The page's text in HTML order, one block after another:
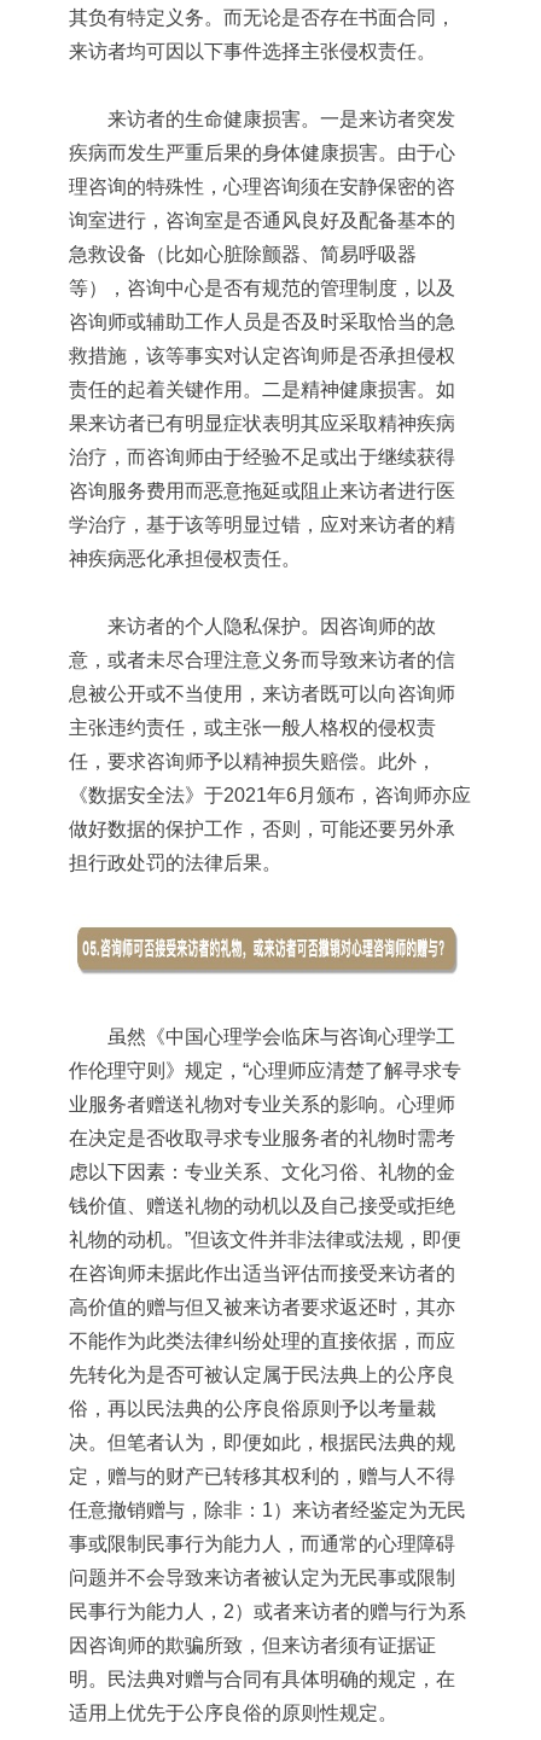
其负有特定义务。而无论是否存在书面合同，
来访者均可因以下事件选择主张侵权责任。
来访者的生命健康损害。一是来访者突发
疾病而发生严重后果的身体健康损害。由于心
理咨询的特殊性，心理咨询须在安静保密的咨
询室进行，咨询室是否通风良好及配备基本的
急救设备（比如心脏除颤器、简易呼吸器
等），咨询中心是否有规范的管理制度，以及
咨询师或辅助工作人员是否及时采取恰当的急
救措施，该等事实对认定咨询师是否承担侵权
责任的起着关键作用。二是精神健康损害。如
果来访者已有明显症状表明其应采取精神疾病
治疗，而咨询师由于经验不足或出于继续获得
咨询服务费用而恶意拖延或阻止来访者进行医
学治疗，基于该等明显过错，应对来访者的精
神疾病恶化承担侵权责任。
来访者的个人隐私保护。因咨询师的故
意，或者未尽合理注意义务而导致来访者的信
息被公开或不当使用，来访者既可以向咨询师
主张违约责任，或主张一般人格权的侵权责
任，要求咨询师予以精神损失赔偿。此外，
《数据安全法》于2021年6月颁布，咨询师亦应
做好数据的保护工作，否则，可能还要另外承
担行政处罚的法律后果。
虽然《中国心理学会临床与咨询心理学工
作伦理守则》规定，“心理师应清楚了解寻求专
业服务者赠送礼物对专业关系的影响。心理师
在决定是否收取寻求专业服务者的礼物时需考
虑以下因素：专业关系、文化习俗、礼物的金
钱价值、赠送礼物的动机以及自己接受或拒绝
礼物的动机。”但该文件并非法律或法规，即便
在咨询师未据此作出适当评估而接受来访者的
高价值的赠与但又被来访者要求返还时，其亦
不能作为此类法律纠纷处理的直接依据，而应
先转化为是否可被认定属于民法典上的公序良
俗，再以民法典的公序良俗原则予以考量裁
决。但笔者认为，即便如此，根据民法典的规
定，赠与的财产已转移其权利的，赠与人不得
任意撤销赠与，除非：1）来访者经鉴定为无民
事或限制民事行为能力人，而通常的心理障碍
问题并不会导致来访者被认定为无民事或限制
民事行为能力人，2）或者来访者的赠与行为系
因咨询师的欺骗所致，但来访者须有证据证
明。民法典对赠与合同有具体明确的规定，在
适用上优先于公序良俗的原则性规定。